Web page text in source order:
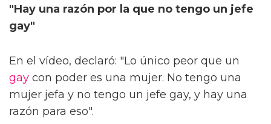
"Hay una razón por la que no tengo un jefe
gay"
En el vídeo, declaró: "Lo único peor que un
gay con poder es una mujer. No tengo una
mujer jefa y no tengo un jefe gay, y hay una
razón para eso".